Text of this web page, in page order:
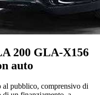
200 GLA-X156
auto
al pubblico, comprensivo di